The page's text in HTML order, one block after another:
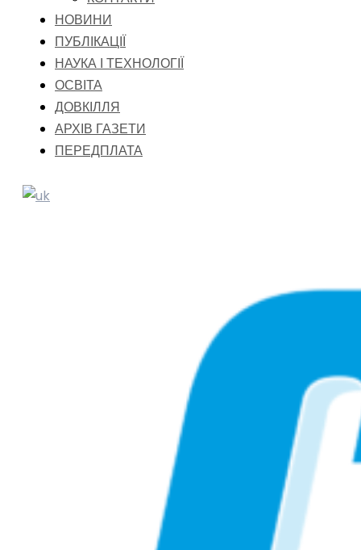
НОВИНИ
ПУБЛІКАЦІЇ
НАУКА І ТЕХНОЛОГІЇ
ОСВІТА
ДОВКІЛЛЯ
АРХІВ ГАЗЕТИ
ПЕРЕДПЛАТА